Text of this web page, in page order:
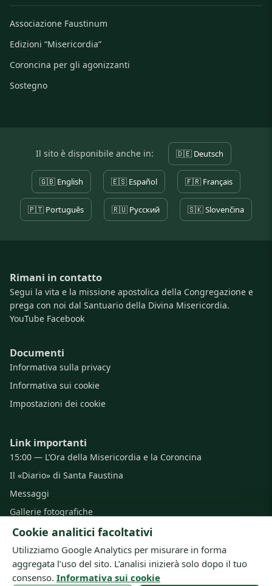
Associazione Faustinum
Edizioni “Misericordia”
Coroncina per gli agonizzanti
Sostegno
Il sito è disponibile anche in: 🇩🇪 Deutsch
🇬🇧 English 🇪🇸 Español 🇫🇷 Français
🇵🇹 Português 🇷🇺 Русский 🇸🇰 Slovenčina
Rimani in contatto
Segui la vita e la missione apostolica della Congregazione e
prega con noi dal Santuario della Divina Misericordia.
YouTube Facebook
Documenti
Informativa sulla privacy
Informativa sui cookie
Impostazioni dei cookie
Link importanti
15:00 — L’Ora della Misericordia e la Coroncina
Il «Diario» di Santa Faustina
Messaggi
Gallerie fotografiche
Preghiere
© Congregazione delle Suore della Beata Vergine Maria della
Cookie analitici facoltativi
Utilizziamo Google Analytics per misurare in forma
aggregata l’uso del sito. L’analisi inizierà solo dopo il tuo
consenso. Informativa sui cookie